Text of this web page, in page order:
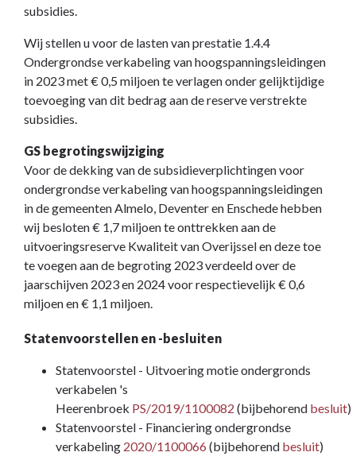
subsidies.
Wij stellen u voor de lasten van prestatie 1.4.4
Ondergrondse verkabeling van hoogspanningsleidingen
in 2023 met € 0,5 miljoen te verlagen onder gelijktijdige
toevoeging van dit bedrag aan de reserve verstrekte
subsidies.
GS begrotingswijziging
Voor de dekking van de subsidieverplichtingen voor
ondergrondse verkabeling van hoogspanningsleidingen
in de gemeenten Almelo, Deventer en Enschede hebben
wij besloten € 1,7 miljoen te onttrekken aan de
uitvoeringsreserve Kwaliteit van Overijssel en deze toe
te voegen aan de begroting 2023 verdeeld over de
jaarschijven 2023 en 2024 voor respectievelijk € 0,6
miljoen en € 1,1 miljoen.
Statenvoorstellen en -besluiten
Statenvoorstel - Uitvoering motie ondergronds
verkabelen 's
Heerenbroek PS/2019/1100082 (bijbehorend besluit)
Statenvoorstel - Financiering ondergrondse
verkabeling 2020/1100066 (bijbehorend besluit)